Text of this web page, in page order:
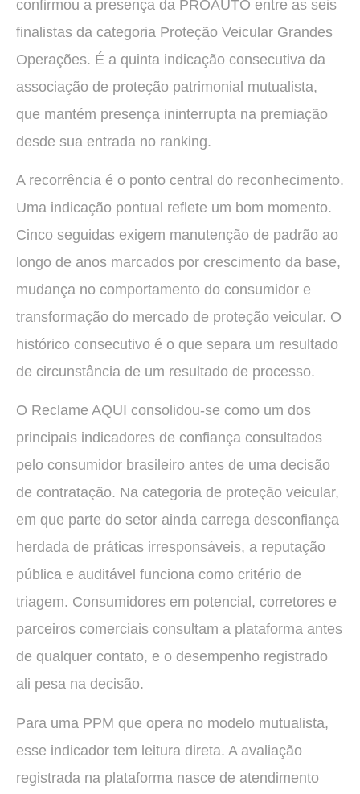
confirmou a presença da PROAUTO entre as seis
finalistas da categoria Proteção Veicular Grandes
Operações. É a quinta indicação consecutiva da
associação de proteção patrimonial mutualista,
que mantém presença ininterrupta na premiação
desde sua entrada no ranking.
A recorrência é o ponto central do reconhecimento.
Uma indicação pontual reflete um bom momento.
Cinco seguidas exigem manutenção de padrão ao
longo de anos marcados por crescimento da base,
mudança no comportamento do consumidor e
transformação do mercado de proteção veicular. O
histórico consecutivo é o que separa um resultado
de circunstância de um resultado de processo.
O Reclame AQUI consolidou-se como um dos
principais indicadores de confiança consultados
pelo consumidor brasileiro antes de uma decisão
de contratação. Na categoria de proteção veicular,
em que parte do setor ainda carrega desconfiança
herdada de práticas irresponsáveis, a reputação
pública e auditável funciona como critério de
triagem. Consumidores em potencial, corretores e
parceiros comerciais consultam a plataforma antes
de qualquer contato, e o desempenho registrado
ali pesa na decisão.
Para uma PPM que opera no modelo mutualista,
esse indicador tem leitura direta. A avaliação
registrada na plataforma nasce de atendimento